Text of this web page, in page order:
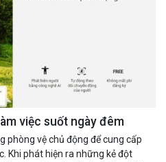
việc suốt ngày đêm
phòng vệ chủ động để cung cấp
Khi phát hiện ra những kẻ đột
NGAY